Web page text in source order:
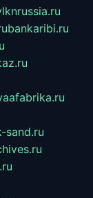
bankaribi.ru
sand.ru